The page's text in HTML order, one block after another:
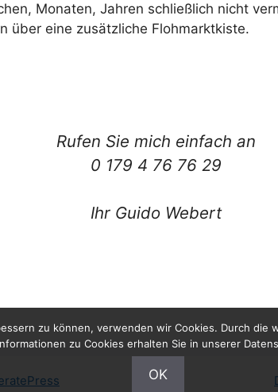
Monaten, Jahren schließlich nicht
über eine zusätzliche Flohmarktkiste.
Rufen Sie mich einfach an
0 179 4 76 76 29
Ihr Guido Webert
zu können, verwenden wir Cookies. Durch
zu Cookies erhalten Sie in unserer
OK